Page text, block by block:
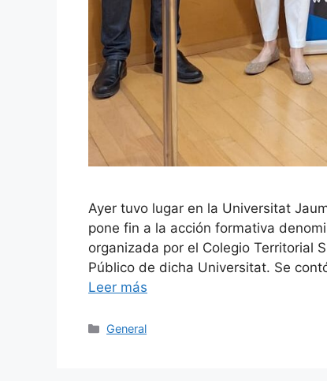
Ayer tuvo lugar en la Universitat
pone fin a la acción formativa
organizada por el Colegio Territorial
Público de dicha Universitat. Se
Leer más
General